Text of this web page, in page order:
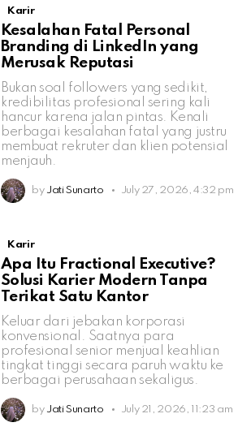
Karir
Kesalahan Fatal Personal
Branding di LinkedIn yang
Merusak Reputasi
Bukan soal followers yang sedikit,
kredibilitas profesional sering kali
hancur karena jalan pintas. Kenali
berbagai kesalahan fatal yang justru
membuat rekruter dan klien potensial
menjauh.
by Jati Sunarto July 27, 2026, 4:32 pm
Karir
Apa Itu Fractional Executive?
Solusi Karier Modern Tanpa
Terikat Satu Kantor
Keluar dari jebakan korporasi
konvensional. Saatnya para
profesional senior menjual keahlian
tingkat tinggi secara paruh waktu ke
berbagai perusahaan sekaligus.
by Jati Sunarto July 21, 2026, 11:23 am